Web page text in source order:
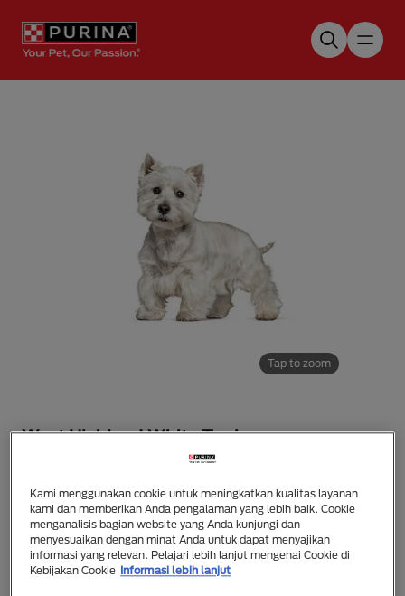
Tap to zoom
West Highland White Terrier
dan telinga kecil yang tegak membuat ras ini sangat
menarik. Tubuh mereka kompak dan kepala mereka
memiliki penampilan seperti rubah. rambut putih,
bagaimanapun, adalah ciri khas mereka: rambut
ganda, rambut luar lurus, rambut keras dan bagian
Kami menggunakan cookie untuk meningkatkan kualitas layanan
kami dan memberikan Anda pengalaman yang lebih baik. Cookie
menganalisis bagian website yang Anda kunjungi dan
menyesuaikan dengan minat Anda untuk dapat menyajikan
informasi yang relevan. Pelajari lebih lanjut mengenai Cookie di
Kebijakan Cookie
Informasi lebih lanjut